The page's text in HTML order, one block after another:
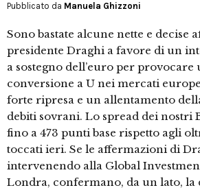
Pubblicato da Manuela Ghizzoni
Sono bastate alcune nette e decise
presidente Draghi a favore di un
a sostegno dell’euro per provocare
conversione a U nei mercati
forte ripresa e un allentamento
debiti sovrani. Lo spread dei nostri
fino a 473 punti base rispetto agli
toccati ieri. Se le affermazioni di
intervenendo alla Global
Londra, confermano, da un lato, la